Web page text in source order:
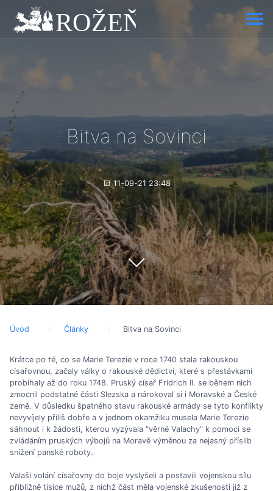
Bitva na Sovinci
11-09-21 23:48
Úvod Články Bitva na Sovinci
Krátce po té, co se Marie Terezie v roce 1740 stala rakouskou
císařovnou, začaly války o rakouské dědictví, které s přestávkami
probíhaly až do roku 1748. Pruský císař Fridrich II. se během nich
zmocnil podstatné části Slezska a nárokoval si i Moravské a České
země. V důsledku špatného stavu rakouské armády se tyto konflikty
nevyvíjely příliš dobře a v jednom okamžiku musela Marie Terezie
sáhnout i k žádosti, kterou vyzývala "věrné Valachy" k pomoci se
zvládáním pruských výbojů na Moravě výměnou za nejasný příslib
snížení panské roboty.
Valaši volání císařovny do boje vyslyšeli a postavili vojenskou sílu
přibližně tisíce mužů, z nichž část měla vojenské zkušenosti již z